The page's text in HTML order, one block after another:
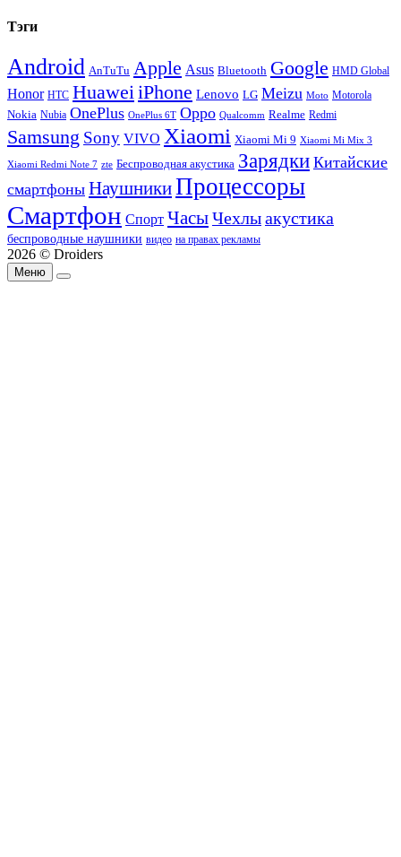
Тэги
Android AnTuTu Apple Asus Bluetooth Google HMD Global
Honor HTC HuaweiiPhone Lenovo LG Meizu Moto Motorola
Nokia Nubia OnePlus OnePlus 6T Oppo Qualcomm Realme Redmi
Samsung Sony VIVO Xiaomi Xiaomi Mi 9 Xiaomi Mi Mix 3
Xiaomi Redmi Note 7 zte Беспроводная акустика Зарядки Китайские
смартфоны НаушникиПроцессоры
Смартфон Спорт ЧасыЧехлыакустика
беспроводные наушники видео на правах рекламы
2026 © Droiders
Меню